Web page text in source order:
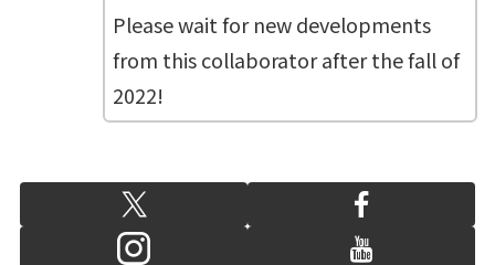
Please wait for new developments
from this collaborator after the fall of
2022!